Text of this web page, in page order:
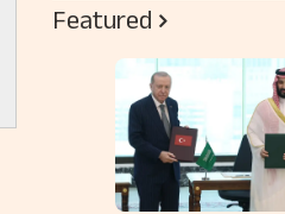
Featured